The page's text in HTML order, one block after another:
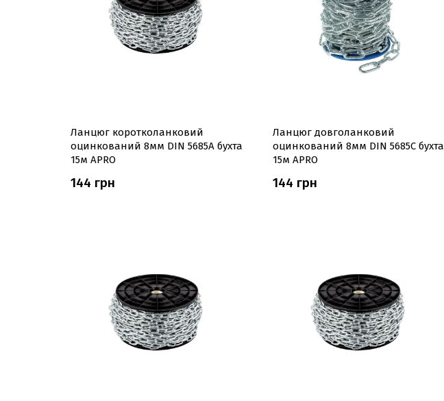
Ланцюг коротколанковий
оцинкований 8мм DIN 5685А бухта
15м APRO
144 грн
Ланцюг довголанковий
оцинкований 8мм DIN 5685C бухта
15м APRO
144 грн